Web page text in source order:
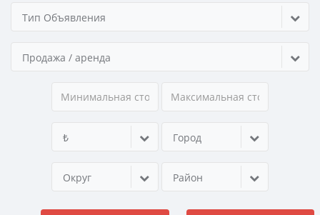
Тип Объявления
Продажа / аренда
₺ Город
Округ Район